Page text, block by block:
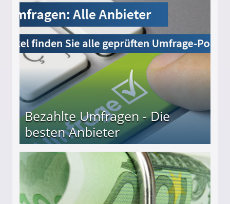
Bezahlte Umfragen - Die
besten Anbieter